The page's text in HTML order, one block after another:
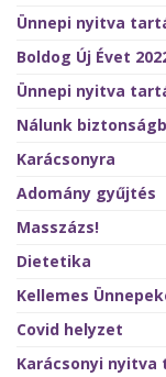
Ünnepi nyitva
Boldog Új Évet
Ünnepi nyitva
Nálunk
Karácsonyra
Adomány gyűjtés
Masszázs!
Dietetika
Kellemes
Covid helyzet
Karácsonyi nyitva